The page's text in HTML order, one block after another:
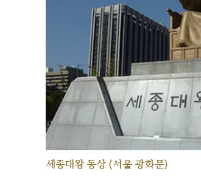
세종대왕 동상 (서울 광화문)